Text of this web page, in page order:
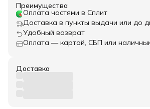
Преимущества
Оплата частями в Сплит
Доставка в пункты выдачи или до
Удобный возврат
Оплата — картой, СБП или
Доставка